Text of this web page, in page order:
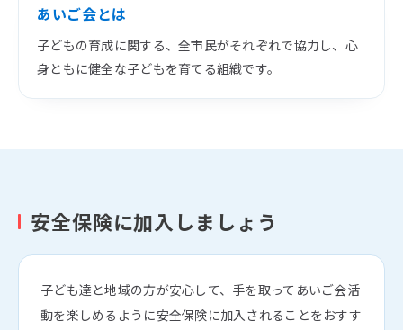
採用情報
あいご会とは
子どもの育成に関する、全市民がそれぞれで協力し、心
身ともに健全な子どもを育てる組織です。
安全保険に加入しましょう
子ども達と地域の方が安心して、手を取ってあいご会活
動を楽しめるように安全保険に加入されることをおすす